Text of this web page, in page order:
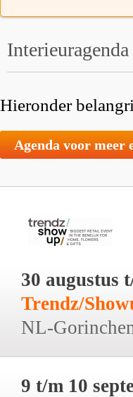
Interieuragenda
Hieronder
Agenda voor meer
30 augustus
Trendz/
NL-
9 t/m 10